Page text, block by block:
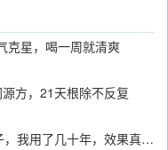
克星，喝一周就清爽
方，21天根除不反复
从根源斩断口臭！这张“清源除臭饮”方子，我用了几十年，效果真不错